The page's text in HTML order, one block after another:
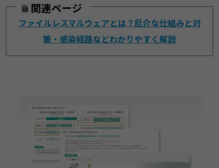
関連ページ
ファイルレスマルウェアとは？厄介な仕組みと対
策・感染経路などわかりやすく解説